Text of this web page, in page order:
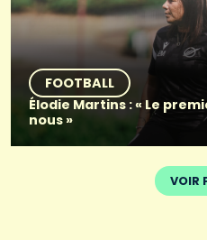
FOOTBALL
Élodie Martins : « Le
nous »
VOIR